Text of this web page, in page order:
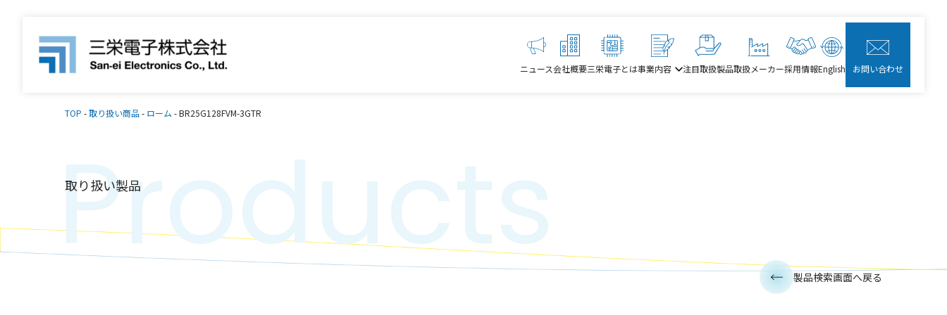
ニュース会社概要三栄電子とは事業内容 注目取扱製品取扱メーカー採用情報English お問い合わせ
TOP -取り扱い商品- ローム -BR25G128FVM-3GTR
取り扱い製品
Products 製品検索画面へ戻る